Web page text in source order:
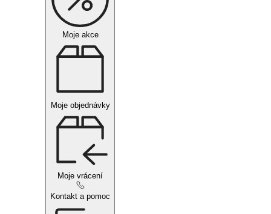
Moje akce
Moje objednávky
Moje vrácení
Kontakt a pomoc